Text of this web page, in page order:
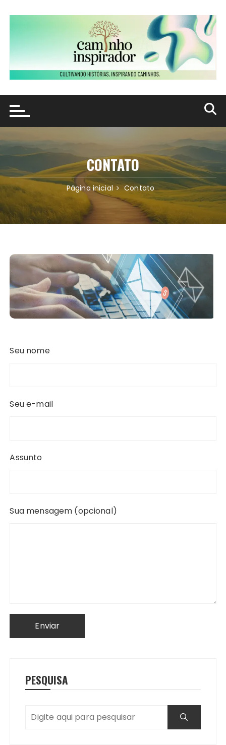
para
conteúdo
CONTATO
Página inicial Contato
Seu nome
Seu e-mail
Assunto
Sua mensagem (opcional)
PESQUISA